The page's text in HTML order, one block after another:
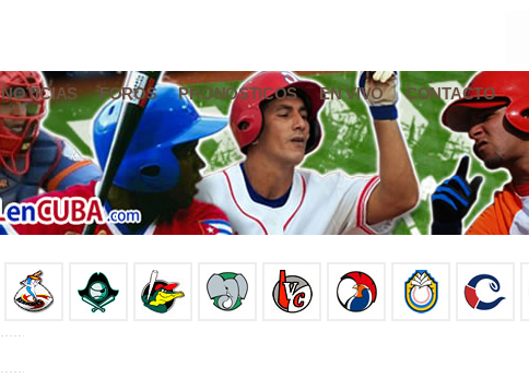
NOTICIAS FOROS PRONÓSTICOS EN VIVO CONTACTO